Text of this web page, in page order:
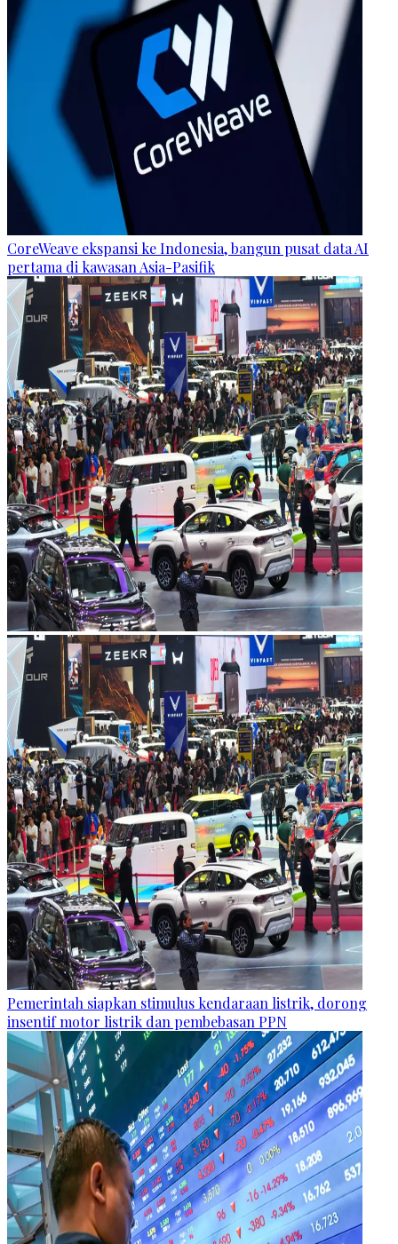
CoreWeave ekspansi ke Indonesia, bangun pusat data AI
pertama di kawasan Asia-Pasifik
Pemerintah siapkan stimulus kendaraan listrik, dorong
insentif motor listrik dan pembebasan PPN